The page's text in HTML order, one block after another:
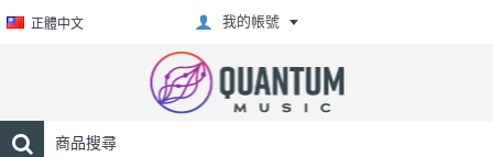
正體中文 我的帳號